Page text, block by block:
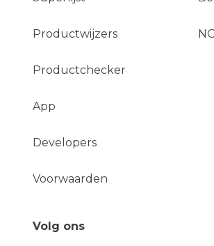
Productwijzers
Productchecker
App
Developers
Voorwaarden
Volg ons